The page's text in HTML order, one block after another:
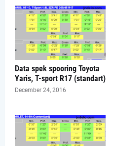
Data spek spooring Toyota
Yaris, T-sport R17 (standart)
December 24, 2016